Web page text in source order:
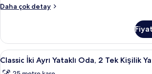
için
görün
Daha çok detay
Classic
Büyük
(King)
Boy
Classic
İki
Classic İki
7
Classic İki Ayrı Yataklı Oda, 2 Tek Kişilik